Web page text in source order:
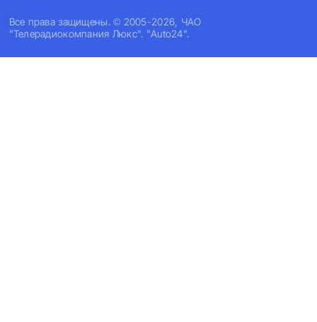
Все права защищены. © 2005-2026, ЧАО
"Телерадиокомпания Люкс". "Auto24".